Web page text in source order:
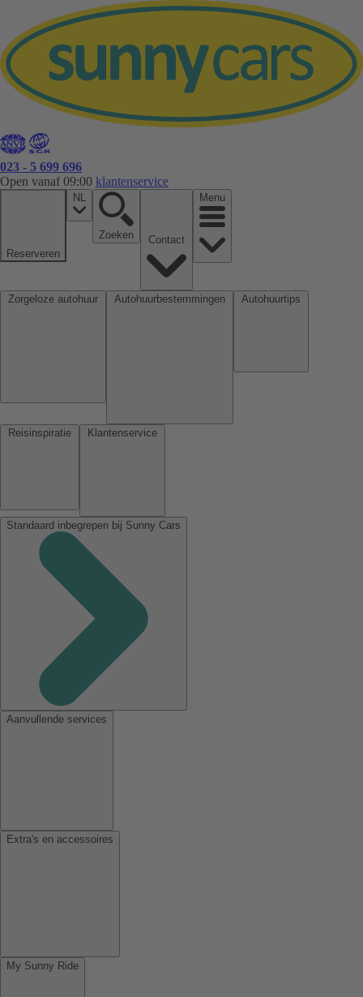
023 - 5 699 696
Open vanaf 09:00 klantenservice
Reserveren
NL
Zoeken
Menu
Standaard inbegrepen bij Sunny Cars
Aanvullende services
Extra's en accessoires
My Sunny Ride